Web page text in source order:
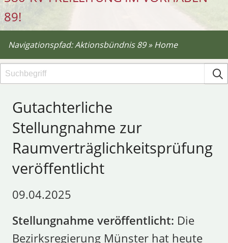
89!
Navigationspfad:Aktionsbündnis 89»Home
Gutachterliche
Stellungnahme zur
Raumverträglichkeitsprüfung
veröffentlicht
09.04.2025
Stellungnahme veröffentlicht: Die
Bezirksregierung Münster hat heute